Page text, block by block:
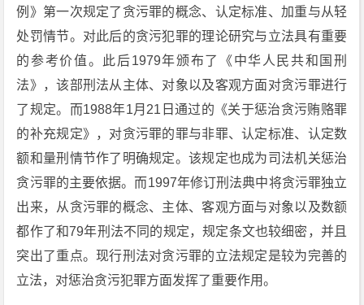
例》第一次规定了贪污罪的概念、认定标准、加重与从轻
处罚情节。对此后的贪污犯罪的理论研究与立法具有重要
的参考价值。此后1979年颁布了《中华人民共和国刑
法》，该部刑法从主体、对象以及客观方面对贪污罪进行
了规定。而1988年1月21日通过的《关于惩治贪污贿赂罪
的补充规定》，对贪污罪的罪与非罪、认定标准、认定数
额和量刑情节作了明确规定。该规定也成为司法机关惩治
贪污罪的主要依据。而1997年修订刑法典中将贪污罪独立
出来，从贪污罪的概念、主体、客观方面与对象以及数额
都作了和79年刑法不同的规定，规定条文也较细密，并且
突出了重点。现行刑法对贪污罪的立法规定是较为完善的
立法，对惩治贪污犯罪方面发挥了重要作用。